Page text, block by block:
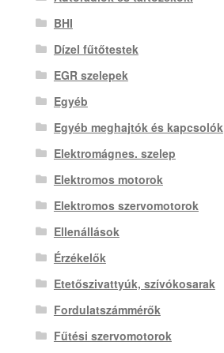
BHI
Dízel fűtőtestek
EGR szelepek
Egyéb
Egyéb meghajtók és kapcsolók
Elektromágnes. szelep
Elektromos motorok
Elektromos szervomotorok
Ellenállások
Érzékelők
Etetőszivattyúk, szívókosarak
Fordulatszámmérők
Fűtési szervomotorok